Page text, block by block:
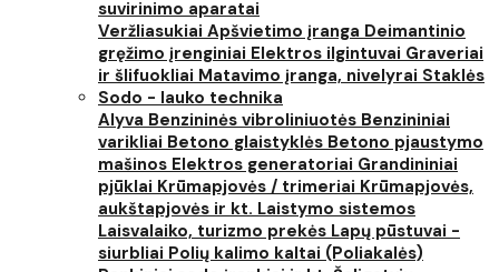
suvirinimo aparatai
Veržliasukiai Apšvietimo įranga Deimantinio
gręžimo įrenginiai Elektros ilgintuvai Graveriai
ir šlifuokliai Matavimo įranga, nivelyrai Staklės
Sodo - lauko technika
Alyva Benzininės vibroliniuotės Benzininiai
varikliai Betono glaistyklės Betono pjaustymo
mašinos Elektros generatoriai Grandininiai
pjūklai Krūmapjovės / trimeriai Krūmapjovės,
aukštapjovės ir kt. Laistymo sistemos
Laisvalaiko, turizmo prekės Lapų pūstuvai -
siurbliai Polių kalimo kaltai (Poliakalės)